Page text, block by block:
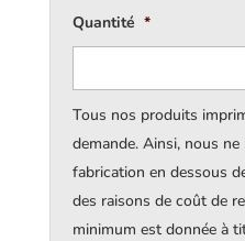
Quantité *
Tous nos produits
demande. Ainsi, nous
fabrication en dessous
des raisons de coût de
minimum est donnée à